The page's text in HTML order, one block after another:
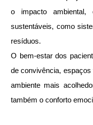
o impacto ambiental,
sustentáveis, como
resíduos.
O bem-estar dos
de convivência,
ambiente mais
também o conforto